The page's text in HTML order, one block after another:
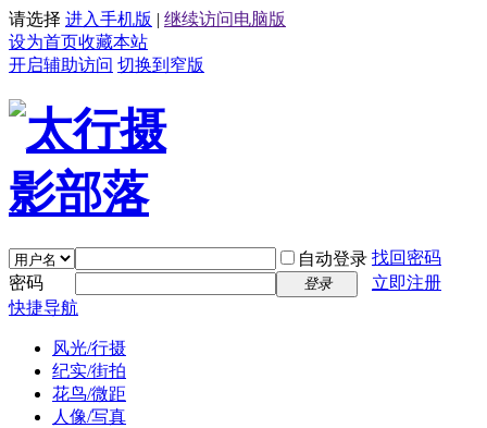
请选择 进入手机版 | 继续访问电脑版
设为首页收藏本站
开启辅助访问 切换到窄版
自动登录 找回密码
密码
登录
立即注册
快捷导航
风光/行摄
纪实/街拍
花鸟/微距
人像/写真